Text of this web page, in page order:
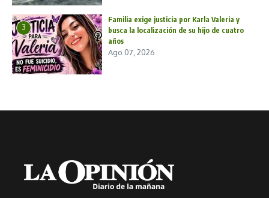
3
Familia exige justicia por Karla Valeria y
busca la localización de su hijo de cuatro
años
Ago 07, 2026